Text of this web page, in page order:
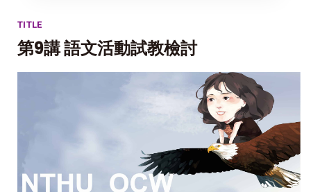
TITLE
第9講 語文活動試教檢討